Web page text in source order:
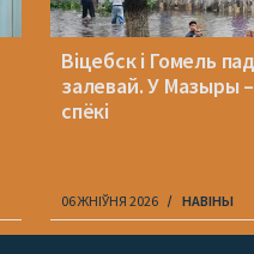
Віцебск і Гомель
залевай. У Мазыры
спёкі
06 ЖНІЎНЯ 2026 НАВІНЫ